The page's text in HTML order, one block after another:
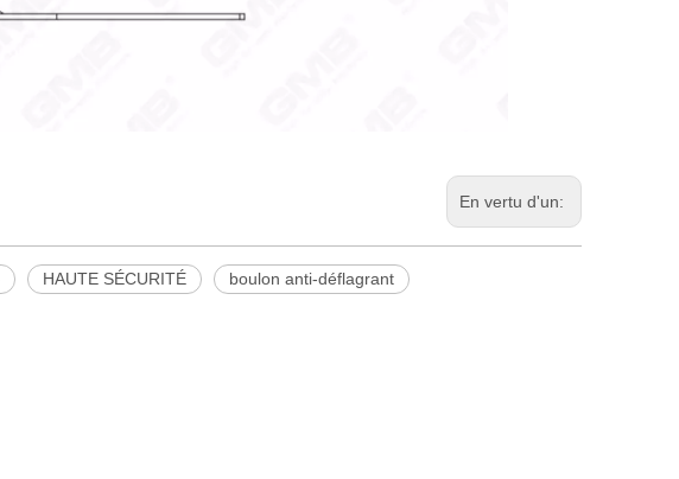
En vertu d'un:
HAUTE SÉCURITÉ boulon anti-déflagrant